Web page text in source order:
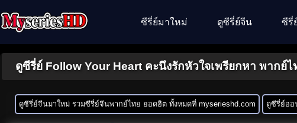
ซีรี่ย์มาใหม่ ดูซีรี่ย์จีน ซีรี่
ดูซีรี่ย์ Follow Your Heart คะนึงรักหัวใจเพรียกหา พากย์
ดูซีรี่ย์จีนมาใหม่ รวมซีรี่ย์จีนพากย์ไทย ยอดฮิต ทั้งหมดที่ myserieshd.com ดูซีรี่ย์ออ